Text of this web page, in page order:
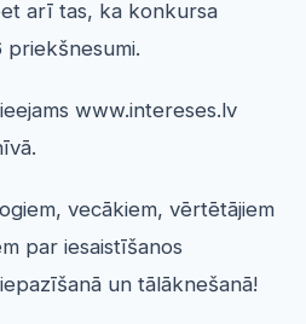
arī tas, ka konkursa
priekšnesumi.
www.intereses.lv
vecākiem, vērtētājiem
par iesaistīšanos
un tālāknešanā!